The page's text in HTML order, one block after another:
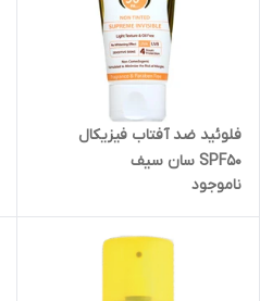
فلوئید ضد آفتاب فیزیکال
SPF50 سان سیف
ناموجود